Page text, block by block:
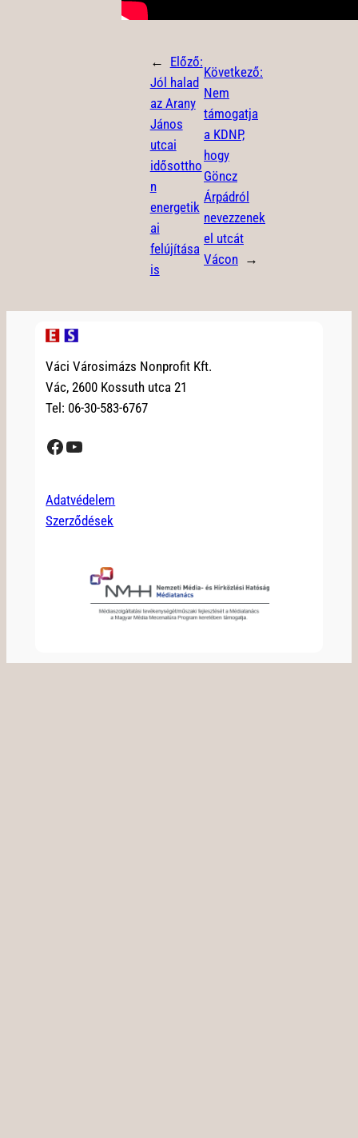
← Előző:
Jól halad
az Arany
János
utcai
idősottho
n
energetik
ai
felújítása
is
Következő:
Nem
támogatja
a KDNP,
hogy
Göncz
Árpádról
nevezzenek
el utcát
Vácon →
Váci Városimázs Nonprofit Kft.
Vác, 2600 Kossuth utca 21
Tel: 06-30-583-6767
Facebook YouTube
Adatvédelem
Szerződések